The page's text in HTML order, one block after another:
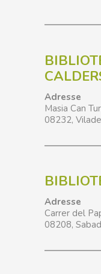
Adresse
Masia Can
08232,
Adresse
Carrer del
08208,